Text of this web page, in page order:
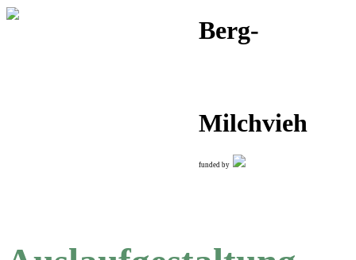
Berg-
Milchvieh
funded by